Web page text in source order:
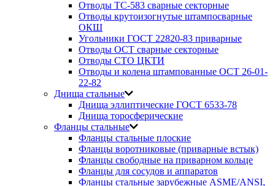
Отводы ТС-583 сварные секторные
Отводы крутоизогнутые штампосварные
ОКШ
Угольники ГОСТ 22820-83 приварные
Отводы ОСТ сварные секторные
Отводы СТО ЦКТИ
Отводы и колена штампованные ОСТ 26-01-
22-82
Днища стальные
Днища эллиптические ГОСТ 6533-78
Днища торосферические
Фланцы стальные
Фланцы стальные плоские
Фланцы воротниковые (приварные встык)
Фланцы свободные на приварном кольце
Фланцы для сосудов и аппаратов
Фланцы стальные зарубежные ASME/ANSI,